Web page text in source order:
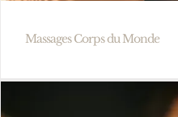
Massages Corps du Monde